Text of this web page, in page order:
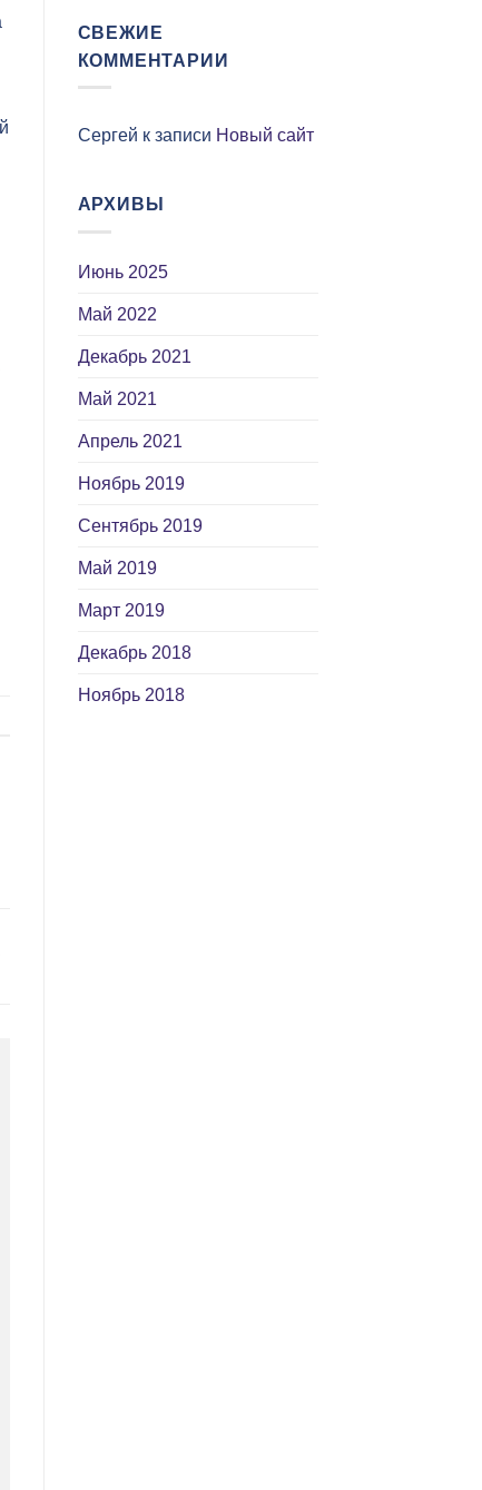
СВЕЖИЕ
КОММЕНТАРИИ
Сергей к записи Новый сайт
АРХИВЫ
Июнь 2025
Май 2022
Декабрь 2021
Май 2021
Апрель 2021
Ноябрь 2019
Сентябрь 2019
Май 2019
Март 2019
Декабрь 2018
Ноябрь 2018